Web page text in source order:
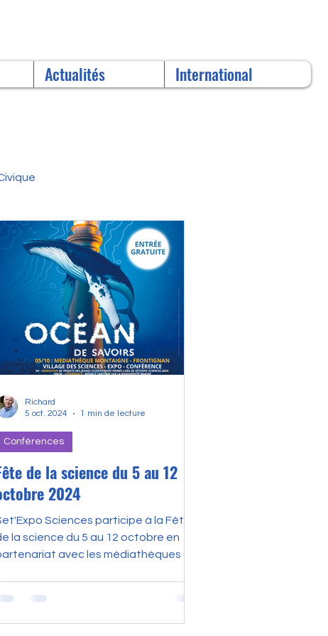
Actualités International
de la science du 5 au 12
2024
Sciences participe à la Fête
la science du 5 au 12 octobre en
avec les médiathèques de
Conférences
Richard
5 oct. 2024
1 min de lecture